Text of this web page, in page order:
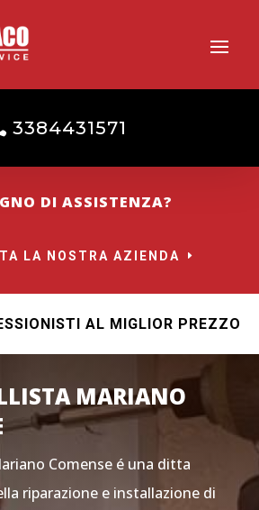
3384431571
DI ASSISTENZA?
LA NOSTRA AZIENDA
AL MIGLIOR PREZZO
MARIANO
Comense é una ditta
riparazione e installazione di